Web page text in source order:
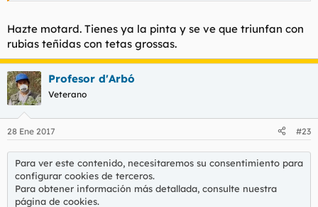
Hazte motard. Tienes ya la pinta y se ve que triunfan con
rubias teñidas con tetas grossas.
Profesor d'Arbó
Veterano
28 Ene 2017 #23
Para ver este contenido, necesitaremos su consentimiento para
configurar cookies de terceros.
Para obtener información más detallada, consulte nuestra
página de cookies.